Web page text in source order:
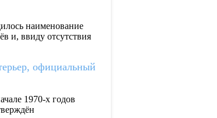
наименование
и, ввиду отсутствия
официальный
1970-х годов